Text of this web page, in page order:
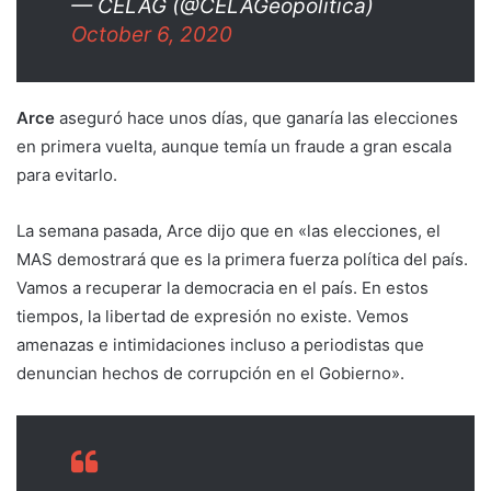
— CELAG (@CELAGeopolitica)
October 6, 2020
Arce aseguró hace unos días, que ganaría las elecciones
en primera vuelta, aunque temía un fraude a gran escala
para evitarlo.
La semana pasada, Arce dijo que en «las elecciones, el
MAS demostrará que es la primera fuerza política del país.
Vamos a recuperar la democracia en el país. En estos
tiempos, la libertad de expresión no existe. Vemos
amenazas e intimidaciones incluso a periodistas que
denuncian hechos de corrupción en el Gobierno».